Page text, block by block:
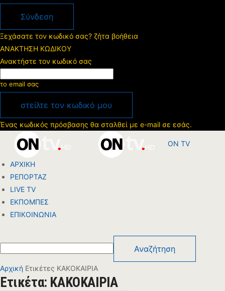
Ξεχάσατε τον κωδικό σας? ζήτα βοήθεια
ΑΝΑΚΤΗΣΗ ΚΩΔΙΚΟΥ
Ανακτήστε τον κωδικό σας
το email σας
Ένας κωδικός πρόσβασης θα σταλθεί με e-mail σε εσάς.
ON TV
ΑΡΧΙΚΗ
ΡΕΠΟΡΤΑΖ
LIVE TV
ΕΚΠΟΜΠΕΣ
ΕΠΙΚΟΙΝΩΝΙΑ
Αρχική Ετικέτες ΚΑΚΟΚΑΙΡΙΑ
Ετικέτα: ΚΑΚΟΚΑΙΡΙΑ